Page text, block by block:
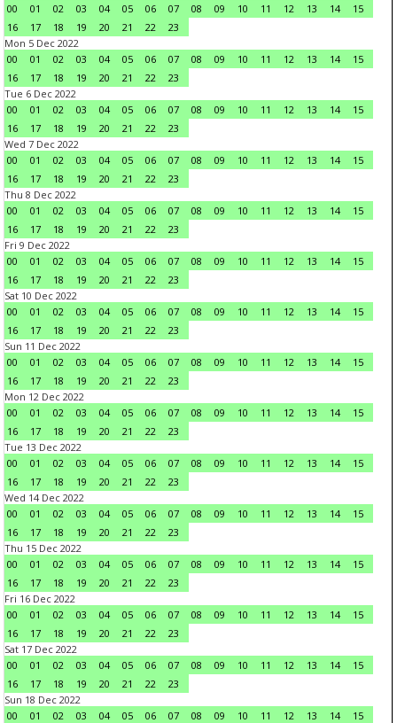
00
01 02 03 04 05 06 07 08 09 10 11 12 13 14
15
16
17 18 19 20 21 22
23
Mon 5 Dec 2022
00
01 02 03 04 05 06 07 08 09 10 11 12 13 14
15
16
17 18 19 20 21 22
23
Tue 6 Dec 2022
00
01 02 03 04 05 06 07 08 09 10 11 12 13 14
15
16
17 18 19 20 21 22
23
Wed 7 Dec 2022
00
01 02 03 04 05 06 07 08 09 10 11 12 13 14
15
16
17 18 19 20 21 22
23
Thu 8 Dec 2022
00
01 02 03 04 05 06 07 08 09 10 11 12 13 14
15
16
17 18 19 20 21 22
23
Fri 9 Dec 2022
00
01 02 03 04 05 06 07 08 09 10 11 12 13 14
15
16
17 18 19 20 21 22
23
Sat 10 Dec 2022
00
01 02 03 04 05 06 07 08 09 10 11 12 13 14
15
16
17 18 19 20 21 22
23
Sun 11 Dec 2022
00
01 02 03 04 05 06 07 08 09 10 11 12 13 14
15
16
17 18 19 20 21 22
23
Mon 12 Dec 2022
00
01 02 03 04 05 06 07 08 09 10 11 12 13 14
15
16
17 18 19 20 21 22
23
Tue 13 Dec 2022
00
01 02 03 04 05 06 07 08 09 10 11 12 13 14
15
16
17 18 19 20 21 22
23
Wed 14 Dec 2022
00
01 02 03 04 05 06 07 08 09 10 11 12 13 14
15
16
17 18 19 20 21 22
23
Thu 15 Dec 2022
00
01 02 03 04 05 06 07 08 09 10 11 12 13 14
15
16
17 18 19 20 21 22
23
Fri 16 Dec 2022
00
01 02 03 04 05 06 07 08 09 10 11 12 13 14
15
16
17 18 19 20 21 22
23
Sat 17 Dec 2022
00
01 02 03 04 05 06 07 08 09 10 11 12 13 14
15
16
17 18 19 20 21 22
23
Sun 18 Dec 2022
00
01 02 03 04 05 06 07 08 09 10 11 12 13 14
15